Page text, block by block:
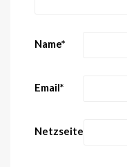
Name*
Email*
Netzseite